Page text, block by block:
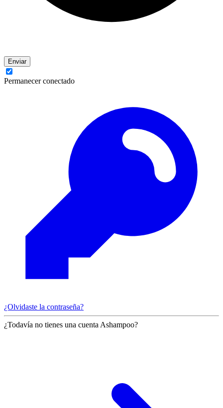
Enviar
Permanecer conectado
¿Olvidaste la contraseña?
¿Todavía no tienes una cuenta Ashampoo?